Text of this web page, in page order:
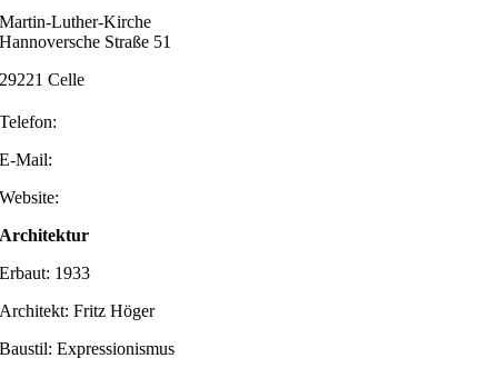
Martin-Luther-Kirche
Hannoversche Straße 51
29221 Celle
Telefon:
E-Mail:
Website:
Architektur
Erbaut: 1933
Architekt: Fritz Höger
Baustil: Expressionismus